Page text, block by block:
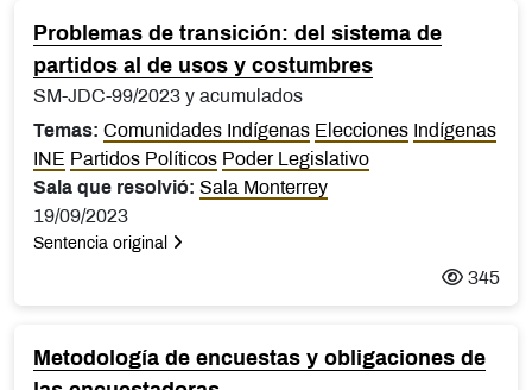
Problemas de transición: del sistema de
partidos al de usos y costumbres
SM-JDC-99/2023 y acumulados
Temas: Comunidades Indígenas Elecciones Indígenas
INE Partidos Políticos Poder Legislativo
Sala que resolvió: Sala Monterrey
19/09/2023
Sentencia original
345
Metodología de encuestas y obligaciones de